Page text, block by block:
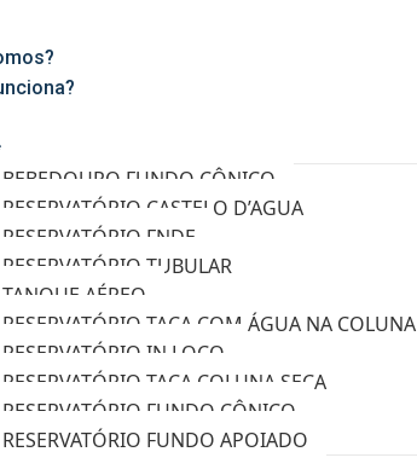
BEBEDOURO FUNDO CÔNICO
RESERVATÓRIO CASTELO D’AGUA
RESERVATÓRIO FNDE
RESERVATÓRIO TUBULAR
TANQUE AÉREO
RESERVATÓRIO TAÇA COM ÁGUA NA COLUNA
RESERVATÓRIO IN LOCO
RESERVATÓRIO TAÇA COLUNA SECA
RESERVATÓRIO FUNDO CÔNICO
RESERVATÓRIO FUNDO APOIADO